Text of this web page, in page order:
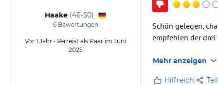
Haake (46-50)
6Bewertungen
Vor 1 Jahr • Verreist als Paar im Juni
2025
Schön gelegen,
empfehlen der drei
Mehr anzeigen
Hilfreich